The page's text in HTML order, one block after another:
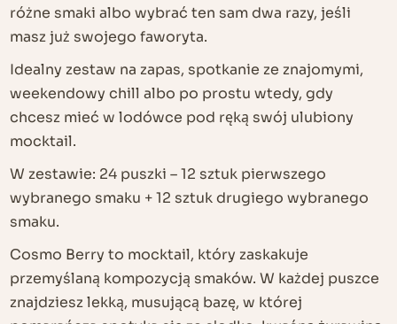
różne smaki albo wybrać ten sam dwa razy, jeśli
masz już swojego faworyta.
Idealny zestaw na zapas, spotkanie ze znajomymi,
weekendowy chill albo po prostu wtedy, gdy
chcesz mieć w lodówce pod ręką swój ulubiony
mocktail.
W zestawie: 24 puszki – 12 sztuk pierwszego
wybranego smaku + 12 sztuk drugiego wybranego
smaku.
Cosmo Berry to mocktail, który zaskakuje
przemyślaną kompozycją smaków. W każdej puszce
znajdziesz lekką, musującą bazę, w której